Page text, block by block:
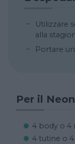
Utilizzare
alla
Portare
Per il
4 body o 4
4 tutine o